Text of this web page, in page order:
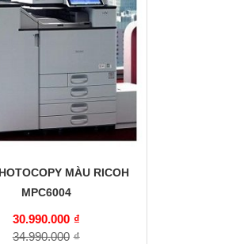
MÀU RICOH
MPC6004
30.990.000 ₫
34.990.000 ₫